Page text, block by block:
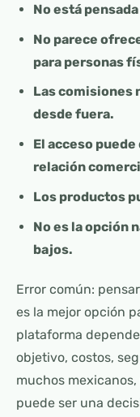
No está
No parece
para personas
Las comisiones
desde fuera.
El acceso
relación
Los productos
No es la opción
bajos.
Error común:
es la mejor opción
plataforma
objetivo, costos,
muchos
puede ser una